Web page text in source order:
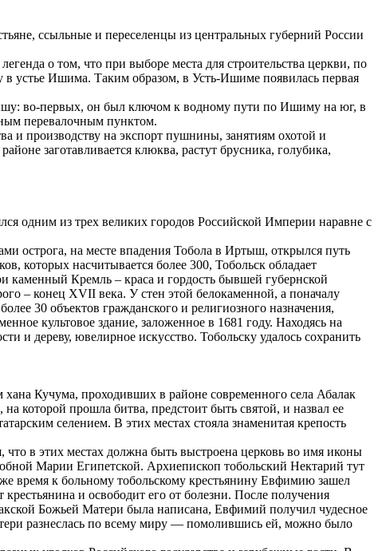
ссыльные и переселенцы из центральных губерний России
о том, что при выборе места для строительства церкви, по
устье Ишима. Таким образом, в Усть-Ишиме появилась первая
во-первых, он был ключом к водному пути по Ишиму на юг, в
перевалочным пунктом.
и производству на экспорт пушнины, занятиям охотой и
заготавливается клюква, растут брусника, голубика,
одним из трех великих городов Российской Империи наравне с
острога, на месте впадения Тобола в Иртыш, открылся путь
которых насчитывается более 300, Тобольск обладает
каменный Кремль – краса и гордость бывшей губернской
– конец XVII века. У стен этой белокаменной, а поначалу
30 объектов гражданского и религиозного назначения,
культовое здание, заложенное в 1681 году. Находясь на
и дереву, ювелирное искусство. Тобольску удалось сохранить
Кучума, проходивших в районе современного села Абалак
которой прошла битва, предстоит быть святой, и назвал ее
селением. В этих местах стояла знаменитая крепость
в этих местах должна быть выстроена церковь во имя иконы
Марии Египетской. Архиепископ тобольский Нектарий тут
время к больному тобольскому крестьянину Евфимию зашел
и освободит его от болезни. После получения
Божьей Матери была написана, Евфимий получил чудесное
разнеслась по всему миру — помолившись ей, можно было